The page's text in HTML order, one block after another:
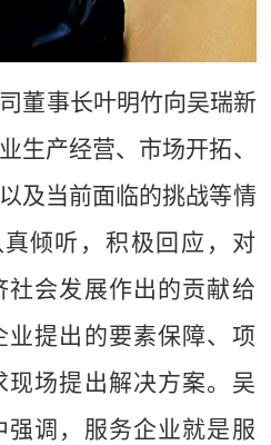
董事长叶明竹向吴瑞新
生产经营、市场开拓、
及当前面临的挑战等情
倾听，积极回应，对
社会发展作出的贡献给
业提出的要素保障、项
现场提出解决方案。吴
强调，服务企业就是服